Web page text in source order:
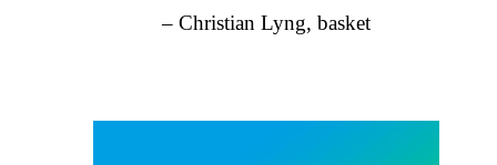
– Christian Lyng, basket